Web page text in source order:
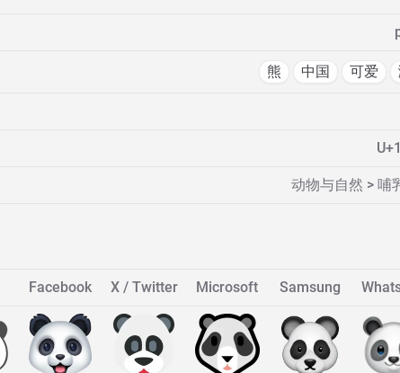
熊 中国 可爱
动物与自然 > 哺
Facebook X / Twitter Microsoft Samsung